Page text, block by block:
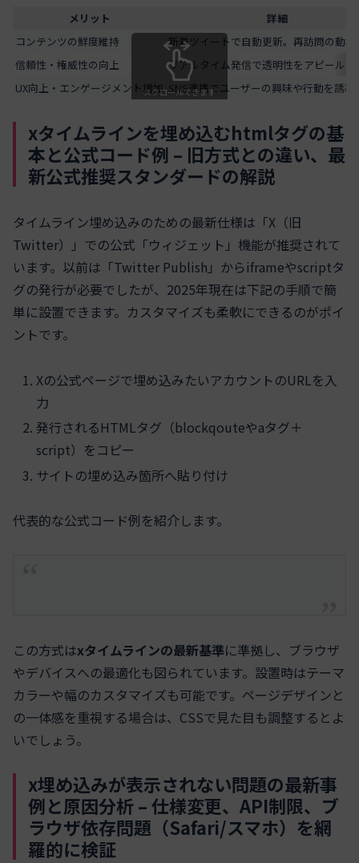
メリット
詳細
コンテンツの鮮度維持
新着ツイートで自動更新。再訪問の動機
信頼性・権威性の向上
リアルタイム発信で透明性をアピール
UX向上・エンゲージメント増加 SNS連携でユーザーの興味や行動を誘導
スクロールできます
xタイムラインを埋め込むhtmlタグの基
本と公式コード例 – 旧方式との違い、最
新公式推奨スタンダードの解説
タイムライン埋め込みのための最新仕様は「X（旧
Twitter）」での公式「ウィジェット」機能が推奨されて
います。以前は「Twitter Publish」からiframeやscriptタ
グの発行が必要でしたが、2025年現在は下記の手順で簡
単に設置できます。カスタマイズも柔軟にできるのがポイ
ントです。
Xの公式ページで埋め込みたいアカウントのURLを入
力
発行されるHTMLタグ（blockqouteやaタグ＋
script）をコピー
サイトの埋め込み箇所へ貼り付け
代表的な公式コード例を紹介します。
この方式はxタイムラインの最新基準に準拠し、ブラウザ
やデバイスへの最適化も図られています。設置時はテーマ
カラーや幅のカスタマイズも可能です。ページデザインと
の一体感を重視する場合は、CSSで見た目も調整するとよ
いでしょう。
x埋め込みが表示されない問題の最新事
例と原因分析 – 仕様変更、API制限、ブ
ラウザ依存問題（Safari/スマホ）を網
羅的に検証